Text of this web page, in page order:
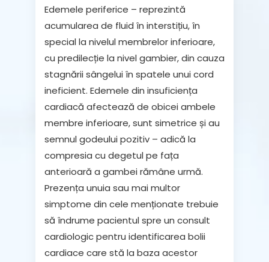
Edemele periferice – reprezintă
acumularea de fluid în interstițiu, în
special la nivelul membrelor inferioare,
cu predilecție la nivel gambier, din cauza
stagnării sângelui în spatele unui cord
ineficient. Edemele din insuficiența
cardiacă afectează de obicei ambele
membre inferioare, sunt simetrice și au
semnul godeului pozitiv – adică la
compresia cu degetul pe fața
anterioară a gambei rămâne urmă.
Prezența unuia sau mai multor
simptome din cele menționate trebuie
să îndrume pacientul spre un consult
cardiologic pentru identificarea bolii
cardiace care stă la baza acestor